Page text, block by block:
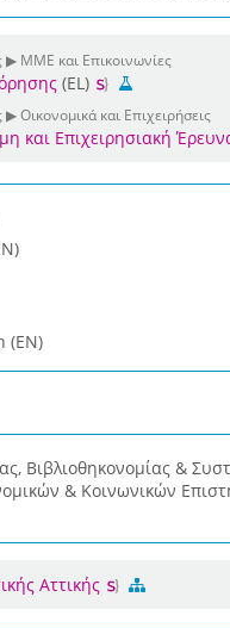
▶ ΜΜΕ και Επικοινωνίες
(EL)
Οικονομικά και Επιχειρήσεις
και Επιχειρησιακή
(EN)
Βιβλιοθηκονομίας &
& Κοινωνικών
Αττικής